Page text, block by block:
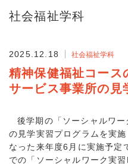
社会福祉学科
2025.12.18 社会福祉学科
精神保健福祉コース
サービス事業所の見
後学期の「ソーシャルワ
の見学実習プログラムを実
なった来年度6月に実施予定
での「ソーシャルワーク実